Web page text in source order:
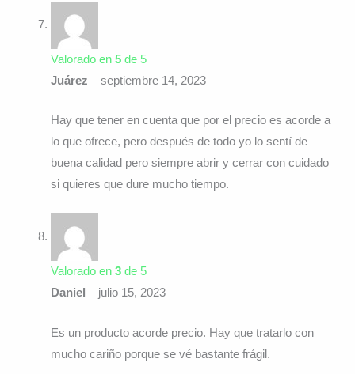
Valorado en 5de 5
Juárez – septiembre 14, 2023
Hay que tener en cuenta que por el precio es acorde a
lo que ofrece, pero después de todo yo lo sentí de
buena calidad pero siempre abrir y cerrar con cuidado
si quieres que dure mucho tiempo.
Valorado en 3de 5
Daniel – julio 15, 2023
Es un producto acorde precio. Hay que tratarlo con
mucho cariño porque se vé bastante frágil.